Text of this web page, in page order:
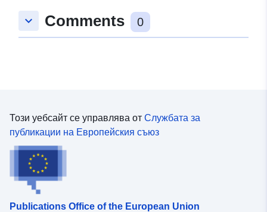
48.6830835 ], [ 8.8547839,
48.682171 ], [ 8.8527239,
http://data.europa.eu/eli/reg/2009/
uriRef:
keyboard_arrow_down Comments 0
Този уебсайт се управлява от Службата за
публикации на Европейския съюз
Publications Office of the European Union